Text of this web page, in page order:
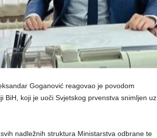
Goganović reagovao je povodom
koji je uoči Svjetskog prvenstva snimljen uz
nadležnih struktura Ministarstva odbrane te